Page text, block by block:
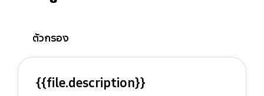
ตัวกรอง
{{file.description}}